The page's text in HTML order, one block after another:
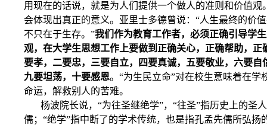
用现在的话说，就是为人们提供一个做人的准则和价值观
会体现出真正的意义。亚里士多德曾说：“人生最终的价
不只在于生存。”我们作为教育工作者，必须正确引导学
观，在大学生思想工作上要做到正确关心，正确帮助，正
要孝，二要忠，三要自立，四要真诚，五要敬业，六要自
九要坦荡，十要感恩。“为生民立命”对在校生意味着在学
命运，解救别人的苦难。
杨波院长说，“为往圣继绝学”，“往圣”指历史上的圣
儒；“绝学”指中断了的学术传统，也是指孔孟先儒所弘扬